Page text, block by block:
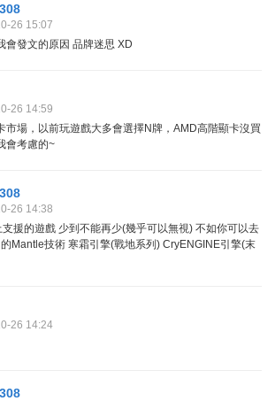
26 15:07
會發文的原因 品牌迷思 XD
26 14:59
市場，以前玩遊戲大多會選擇N牌，AMD高階顯卡沒買
會考慮的~
26 14:38
援的遊戲 少到不能再少(幾乎可以無視) 不如你可以去
Mantle技術 寒霜引擎(戰地系列) CryENGINE引擎(末
26 14:24